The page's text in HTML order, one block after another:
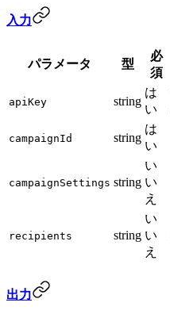
入力
パラメータ 型
必
須
apiKey string
は
い
campaignId string
は
い
campaignSettings string
い
い
え
recipients string
い
い
え
出力